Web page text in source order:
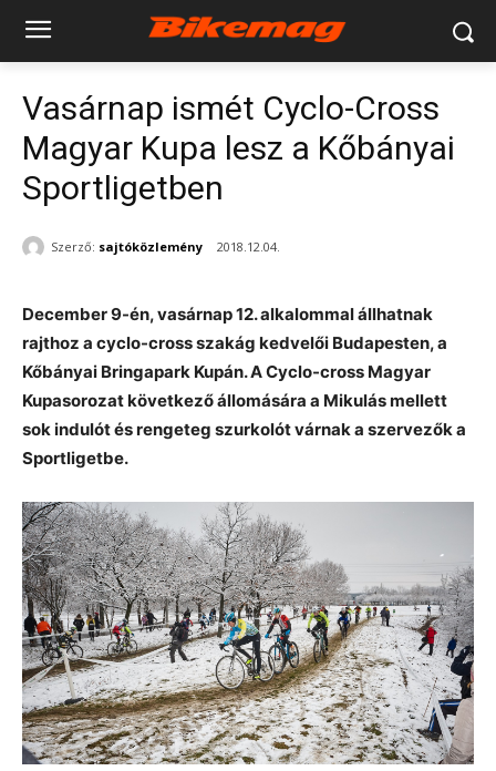
Vasárnap ismét Cyclo-Cross
Magyar Kupa lesz a Kőbányai
Sportligetben
Szerző: sajtóközlemény 2018.12.04.
December 9-én, vasárnap 12. alkalommal állhatnak
rajthoz a cyclo-cross szakág kedvelői Budapesten, a
Kőbányai Bringapark Kupán. A Cyclo-cross Magyar
Kupasorozat következő állomására a Mikulás mellett
sok indulót és rengeteg szurkolót várnak a szervezők a
Sportligetbe.